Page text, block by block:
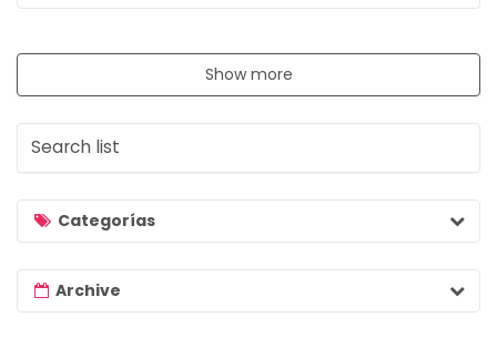
Show more
Categorías
Archive